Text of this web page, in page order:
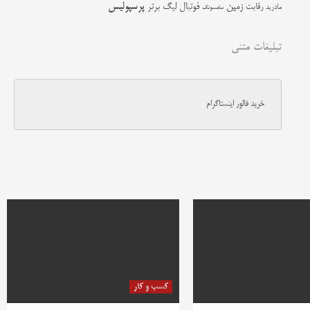
مادرید رقابت زمین سامسونگ فوتبال لیگ برتر پرسپولیس
تبلیغات متنی
خرید فالور اینستاگرام
کسب و کار